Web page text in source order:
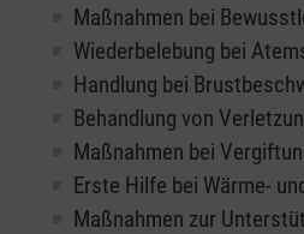
Maßnahmen bei
Wiederbelebung bei
Handlung bei
Behandlung von
Maßnahmen bei
Erste Hilfe bei Wärme-
Maßnahmen zur